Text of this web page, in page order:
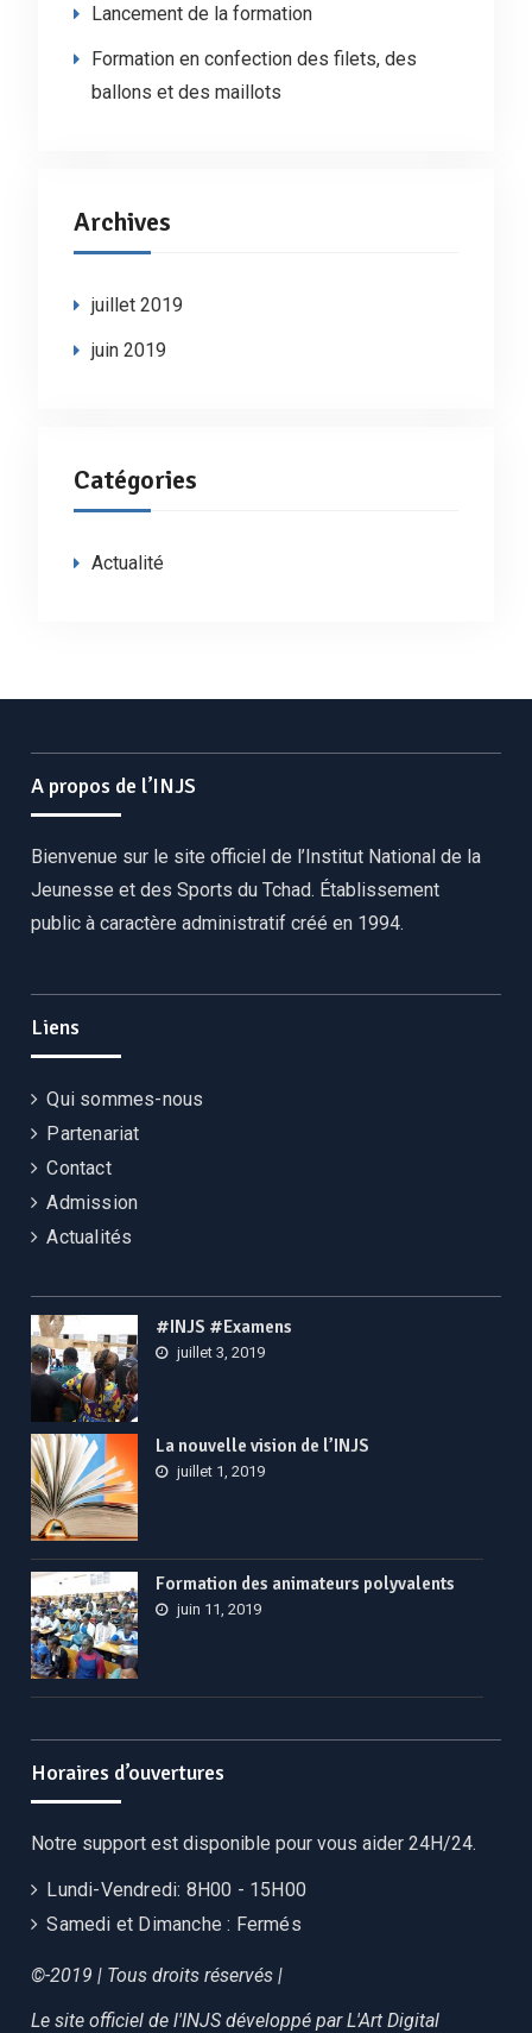
Lancement de la formation
Formation en confection des filets, des
ballons et des maillots
Archives
juillet 2019
juin 2019
Catégories
Actualité
A propos de l’INJS
Bienvenue sur le site officiel de l’Institut National de la
Jeunesse et des Sports du Tchad. Établissement
public à caractère administratif créé en 1994.
Liens
Qui sommes-nous
Partenariat
Contact
Admission
Actualités
#INJS #Examens
juillet 3, 2019
La nouvelle vision de l’INJS
juillet 1, 2019
Formation des animateurs polyvalents
juin 11, 2019
Horaires d’ouvertures
Notre support est disponible pour vous aider 24H/24.
Lundi-Vendredi: 8H00 - 15H00
Samedi et Dimanche : Fermés
©-2019 | Tous droits réservés |
Le site officiel de l'INJS développé parL'Art Digital